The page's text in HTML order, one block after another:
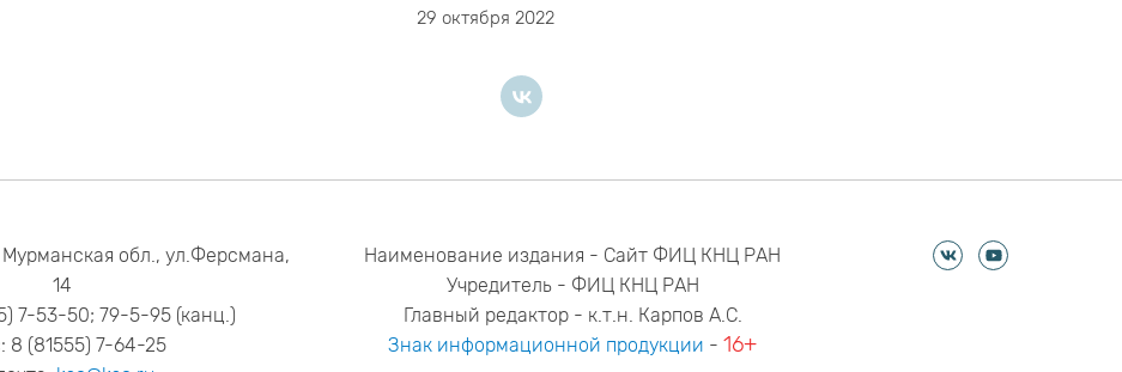
29 октября 2022
обл., ул.Ферсмана,
14
7-53-50; 79-5-95 (канц.)
8 (81555) 7-64-25
Наименование издания - Сайт ФИЦ КНЦ РАН
Учредитель - ФИЦ КНЦ РАН
Главный редактор - к.т.н. Карпов А.С.
Знак информационной продукции -16+